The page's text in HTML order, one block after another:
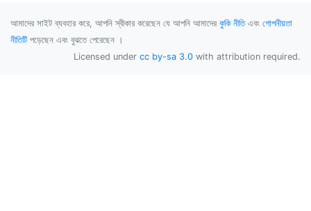
আমাদের সাইট ব্যবহার করে, আপনি স্বীকার করেছেন যে আপনি আমাদের কুকি নীতিএবং গোপনীয়তা
নীতিটি পড়েছেন এবং বুঝতে পেরেছেন ।
Licensed under cc by-sa 3.0 with attribution required.